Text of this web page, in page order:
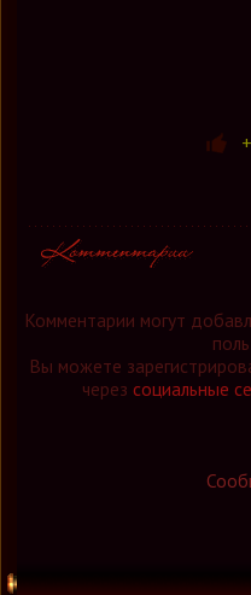
Комментарии могут
Вы можете
через социальные